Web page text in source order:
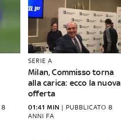
8
SERIE A
Milan, Commisso torna
alla carica: ecco la nuova
offerta
01:41 MIN | PUBBLICATO 8
ANNI FA